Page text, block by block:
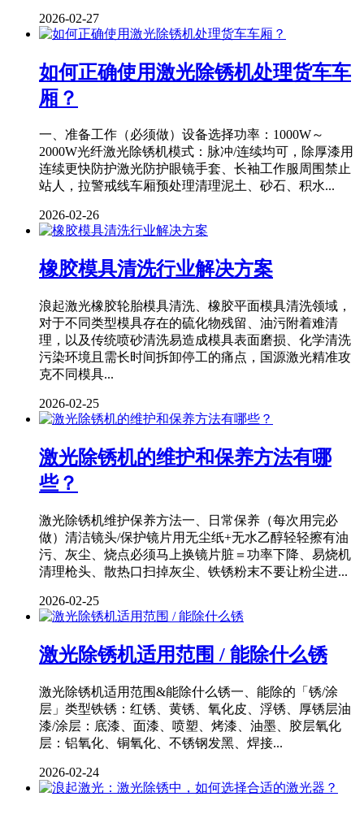
2026-02-27
如何正确使用激光除锈机处理货车车
厢？
一、准备工作（必须做）设备选择功率：1000W～
2000W光纤激光除锈机模式：脉冲/连续均可，除厚漆用
连续更快防护激光防护眼镜手套、长袖工作服周围禁止
站人，拉警戒线车厢预处理清理泥土、砂石、积水...
2026-02-26
橡胶模具清洗行业解决方案
浪起激光橡胶轮胎模具清洗、橡胶平面模具清洗领域，
对于不同类型模具存在的硫化物残留、油污附着难清
理，以及传统喷砂清洗易造成模具表面磨损、化学清洗
污染环境且需长时间拆卸停工的痛点，国源激光精准攻
克不同模具...
2026-02-25
激光除锈机的维护和保养方法有哪
些？
激光除锈机维护保养方法一、日常保养（每次用完必
做）清洁镜头/保护镜片用无尘纸+无水乙醇轻轻擦有油
污、灰尘、烧点必须马上换镜片脏＝功率下降、易烧机
清理枪头、散热口扫掉灰尘、铁锈粉末不要让粉尘进...
2026-02-25
激光除锈机适用范围 / 能除什么锈
激光除锈机适用范围&能除什么锈一、能除的「锈/涂
层」类型铁锈：红锈、黄锈、氧化皮、浮锈、厚锈层油
漆/涂层：底漆、面漆、喷塑、烤漆、油墨、胶层氧化
层：铝氧化、铜氧化、不锈钢发黑、焊接...
2026-02-24